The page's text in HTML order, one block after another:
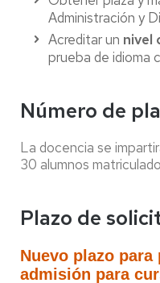
Administración y
Acreditar un nivel
prueba de idioma
Número de
La docencia se
30 alumnos
Plazo de
Nuevo plazo
admisión para